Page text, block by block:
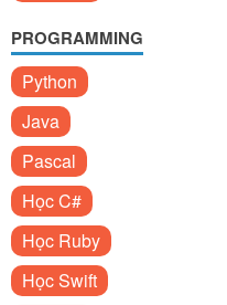
PROGRAMMING
Python
Java
Pascal
Học C#
Học Ruby
Học Swift